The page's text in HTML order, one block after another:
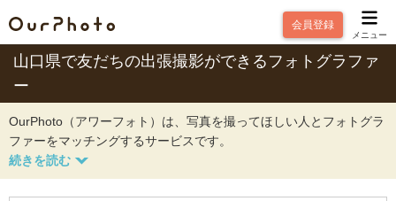
会員登録
メニュー
山口県で友だちの出張撮影ができるフォトグラファ
ー
OurPhoto（アワーフォト）は、写真を撮ってほしい人とフォトグラ
ファーをマッチングするサービスです。